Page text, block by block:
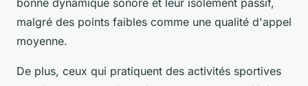
bonne dynamique sonore et leur isolement passif,
malgré des points faibles comme une qualité d'appel
moyenne.
De plus, ceux qui pratiquent des activités sportives